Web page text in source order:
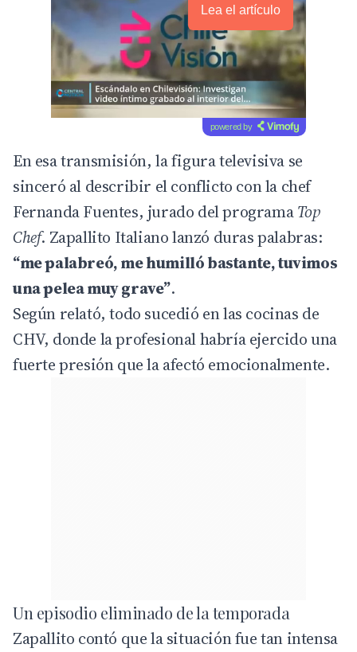
Lea el artículo
powered by
En esa transmisión, la figura televisiva se
sinceró al describir el conflicto con la chef
Fernanda Fuentes, jurado del programaTop
Chef. Zapallito Italiano lanzó duras palabras:
“me palabreó, me humilló bastante, tuvimos
una pelea muy grave”.
Según relató, todo sucedió en las cocinas de
CHV, donde la profesional habría ejercido una
fuerte presión que la afectó emocionalmente.
Un episodio eliminado de la temporada
Zapallito contó que la situación fue tan intensa